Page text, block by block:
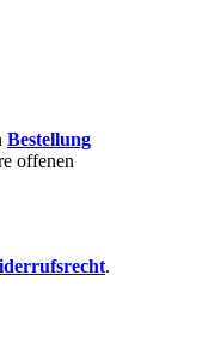
Bestellung
offenen
.